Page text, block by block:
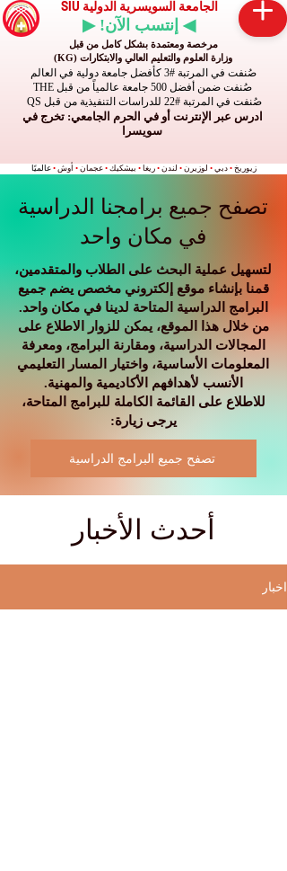
الجامعة السويسرية الدولية SIU
◀ إنتسب الآن! ▶
مرخصة ومعتمدة بشكل كامل من قبل
وزارة العلوم والتعليم العالي والابتكارات (KG)
صُنفت في المرتبة #3 كأفضل جامعة دولية في العالم
صُنفت ضمن أفضل 500 جامعة عالمياً من قبل THE
صُنفت في المرتبة #22 للدراسات التنفيذية من قبل QS
ادرس عبر الإنترنت أو في الحرم الجامعي: تخرج في
سويسرا
زيوريخ • دبي • لوزيرن • لندن • ريغا • بيشكيك • عجمان • أوش • عالميًا
تصفح جميع برامجنا الدراسية
في مكان واحد
لتسهيل عملية البحث على الطلاب والمتقدمين،
قمنا بإنشاء موقع إلكتروني مخصص يضم جميع
البرامج الدراسية المتاحة لدينا في مكان واحد.
من خلال هذا الموقع، يمكن للزوار الاطلاع على
المجالات الدراسية، ومقارنة البرامج، ومعرفة
المعلومات الأساسية، واختيار المسار التعليمي
الأنسب لأهدافهم الأكاديمية والمهنية.
للاطلاع على القائمة الكاملة للبرامج المتاحة،
يرجى زيارة:
تصفح جميع البرامج الدراسية
أحدث الأخبار
اخبار